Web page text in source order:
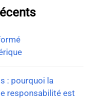
: pourquoi la
responsabilité est